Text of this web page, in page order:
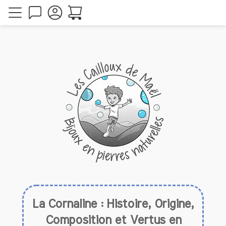
La Cornaline : Histoire, Origine,
Composition et Vertus en